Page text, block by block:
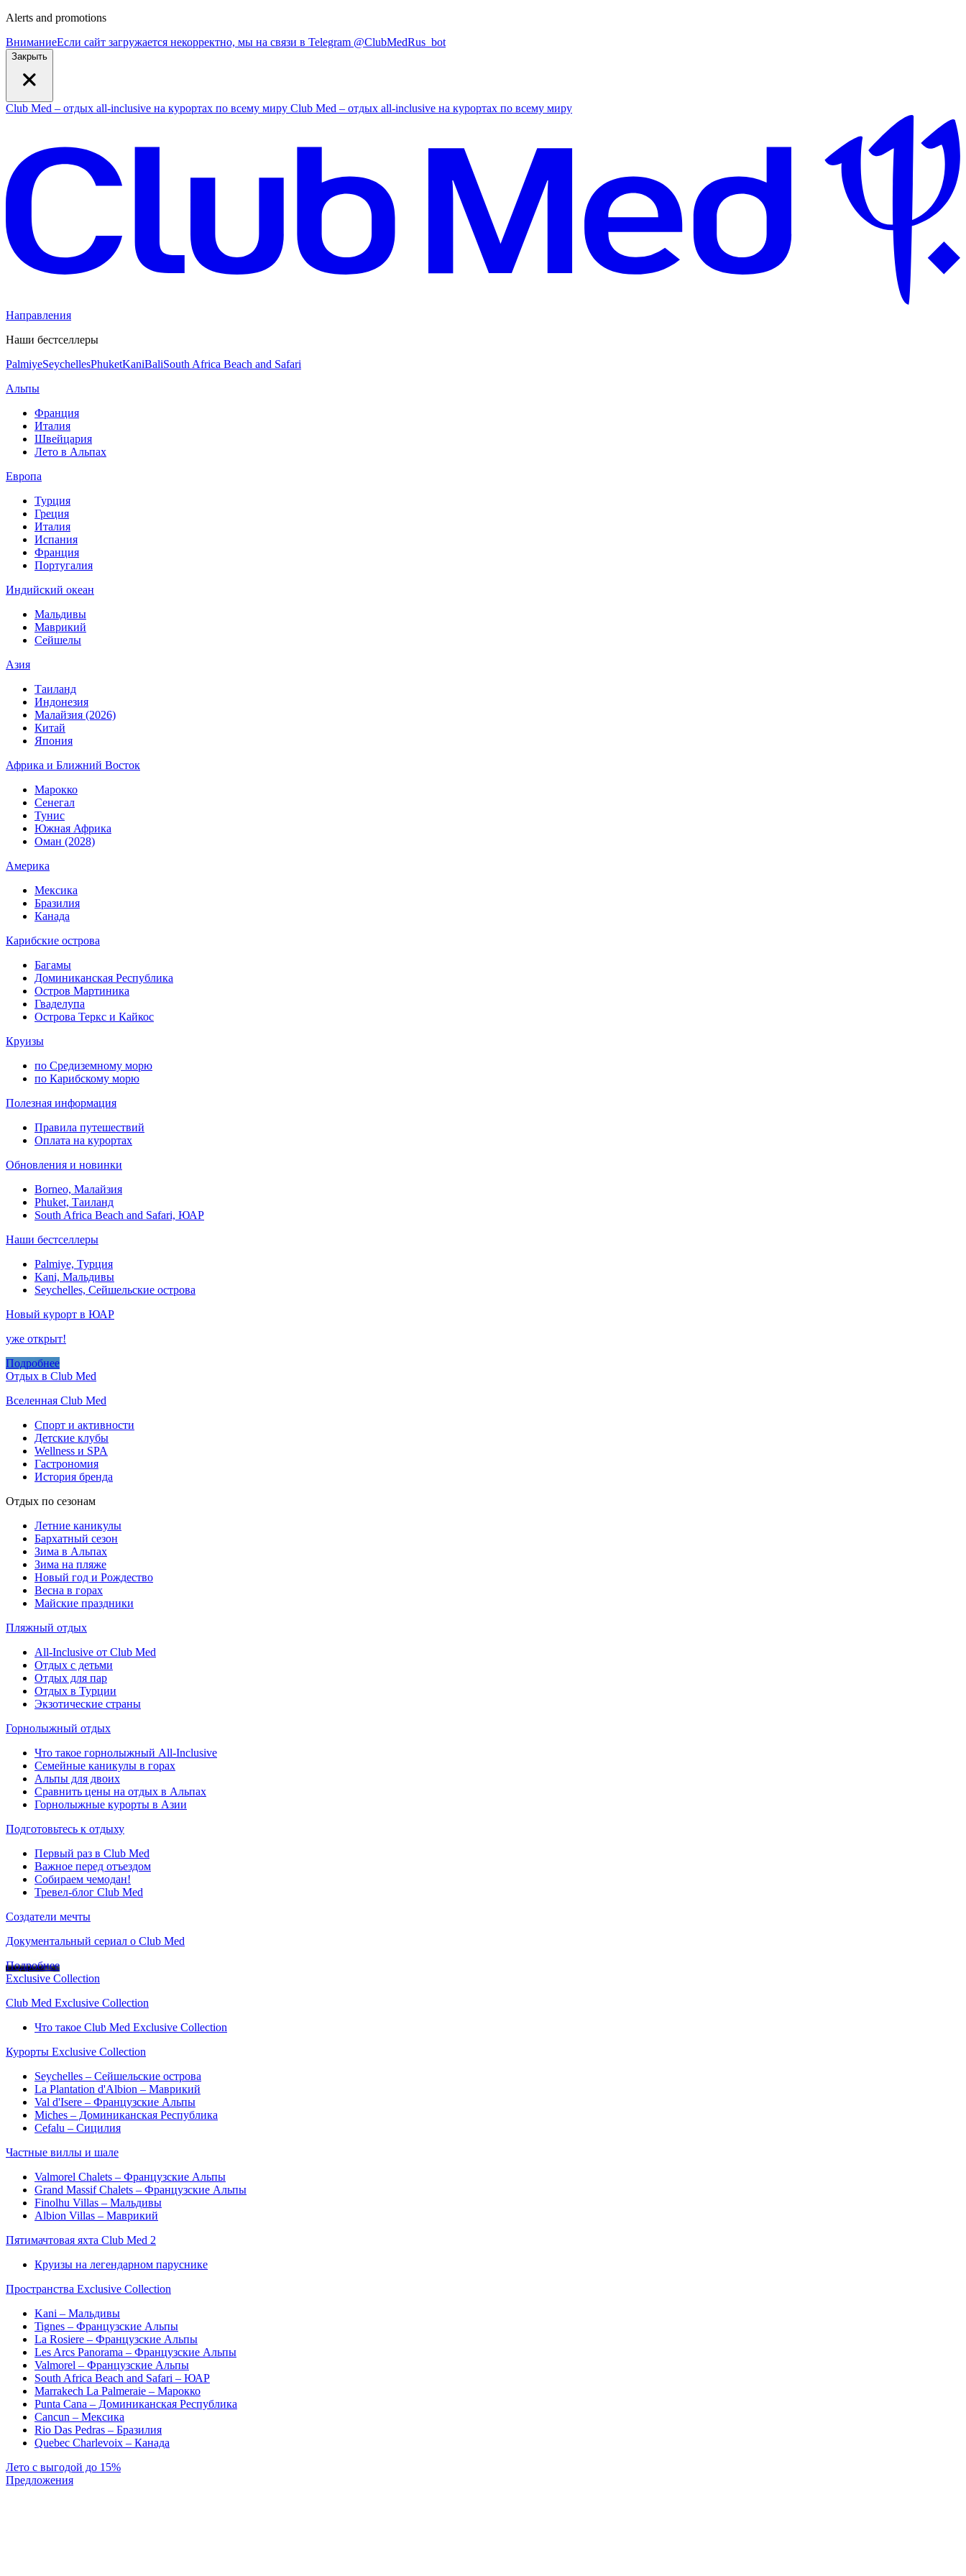
Alerts and promotions
ВниманиеЕсли сайт загружается некорректно, мы на связи в Telegram @ClubMedRus_bot
Закрыть
Club Med – отдых all-inclusive на курортах по всему миру Club Med – отдых all-inclusive на курортах по всему миру
Направления
Наши бестселлеры
PalmiyeSeychellesPhuketKaniBaliSouth Africa Beach and Safari
Альпы
Франция
Италия
Швейцария
Лето в Альпах
Европа
Турция
Греция
Италия
Испания
Франция
Португалия
Индийский океан
Мальдивы
Маврикий
Сейшелы
Азия
Таиланд
Индонезия
Малайзия (2026)
Китай
Япония
Африка и Ближний Восток
Марокко
Сенегал
Тунис
Южная Африка
Оман (2028)
Америка
Мексика
Бразилия
Канада
Карибские острова
Багамы
Доминиканская Республика
Остров Мартиника
Гваделупа
Острова Теркс и Кайкос
Круизы
по Средиземному морю
по Карибскому морю
Полезная информация
Правила путешествий
Оплата на курортах
Обновления и новинки
Borneo, Малайзия
Phuket, Таиланд
South Africa Beach and Safari, ЮАР
Наши бестселлеры
Palmiye, Турция
Kani, Мальдивы
Seychelles, Сейшельские острова
Новый курорт в ЮАР
уже открыт!
Подробнее
Отдых в Club Med
Вселенная Club Med
Спорт и активности
Детские клубы
Wellness и SPA
Гастрономия
История бренда
Отдых по сезонам
Летние каникулы
Бархатный сезон
Зима в Альпах
Зима на пляже
Новый год и Рождество
Весна в горах
Майские праздники
Пляжный отдых
All-Inclusive от Club Med
Отдых с детьми
Отдых для пар
Отдых в Турции
Экзотические страны
Горнолыжный отдых
Что такое горнолыжный All-Inclusive
Семейные каникулы в горах
Альпы для двоих
Сравнить цены на отдых в Альпах
Горнолыжные курорты в Азии
Подготовьтесь к отдыху
Первый раз в Club Med
Важное перед отъездом
Собираем чемодан!
Тревел-блог Club Med
Создатели мечты
Документальный сериал о Club Med
Подробнее
Exclusive Collection
Club Med Exclusive Collection
Что такое Club Med Exclusive Collection
Курорты Exclusive Collection
Seychelles – Сейшельские острова
La Plantation d'Albion – Маврикий
Val d'Isere – Французские Альпы
Miches – Доминиканская Республика
Cefalu – Сицилия
Частные виллы и шале
Valmorel Chalets – Французские Альпы
Grand Massif Chalets – Французские Альпы
Finolhu Villas – Мальдивы
Albion Villas – Маврикий
Пятимачтовая яхта Club Med 2
Круизы на легендарном паруснике
Пространства Exclusive Collection
Kani – Мальдивы
Tignes – Французские Альпы
La Rosiere – Французские Альпы
Les Arcs Panorama – Французские Альпы
Valmorel – Французские Альпы
South Africa Beach and Safari – ЮАР
Marrakech La Palmeraie – Марокко
Punta Cana – Доминиканская Республика
Cancun – Мексика
Rio Das Pedras – Бразилия
Quebec Charlevoix – Канада
Лето с выгодой до 15%
Предложения